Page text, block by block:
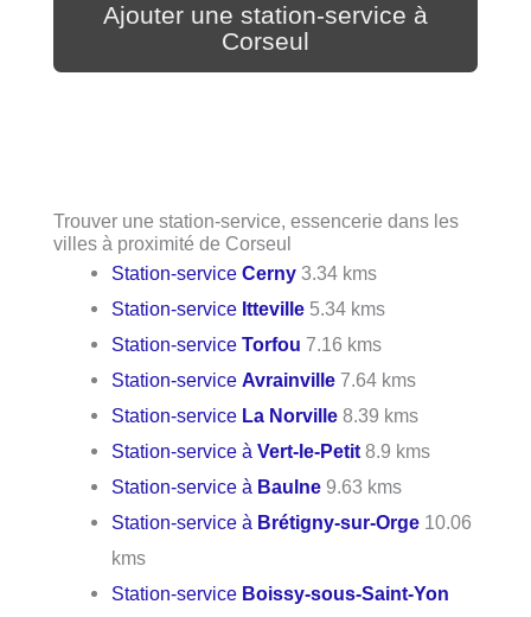
Ajouter une station-service à
Corseul
Trouver une station-service, essencerie dans les
villes à proximité de Corseul
Station-serviceCerny 3.34 kms
Station-service Itteville 5.34 kms
Station-serviceTorfou 7.16 kms
Station-serviceAvrainville 7.64 kms
Station-service La Norville 8.39 kms
Station-service àVert-le-Petit 8.9 kms
Station-service à Baulne 9.63 kms
Station-service à Brétigny-sur-Orge 10.06
kms
Station-service Boissy-sous-Saint-Yon